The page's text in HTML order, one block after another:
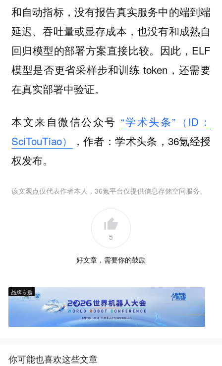
和自动指标，没有报告真实服务中的端到端
延迟、吞吐量或显存成本，也没有和成熟自
回归模型的部署方案直接比较。因此，ELF
模型是否更省采样步和训练 token，还需要
在真实部署中验证。
本文来自微信公众号 “学术头条”（ID：
SciTouTiao）
，作者：学术头条，36氪经授
权发布。
该文观点仅代表作者本人，36氪平台仅提供信息存储空间服务。
5
好文章，需要你的鼓励
品牌专题
你可能也喜欢这些文章